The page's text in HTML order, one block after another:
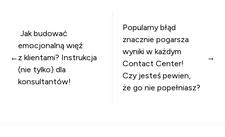
Nawigacja wpisu
Jak budować
emocjonalną więź
z klientami? Instrukcja
(nie tylko) dla
konsultantów!
Popularny błąd
znacznie pogarsza
wyniki w każdym
Contact Center!
Czy jesteś pewien,
że go nie popełniasz?